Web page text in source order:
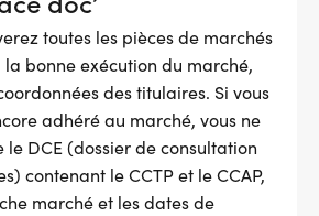
toutes les pièces de marchés
la bonne exécution du marché,
des titulaires. Si vous
adhéré au marché, vous ne
le DCE (dossier de consultation
contenant le CCTP et le CCAP,
marché et les dates de